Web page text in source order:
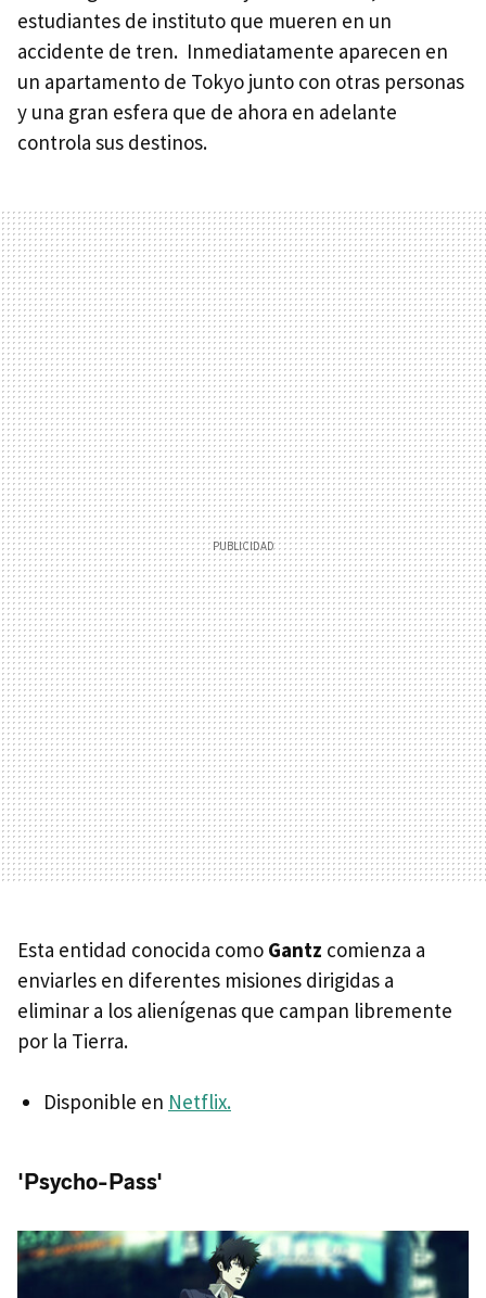
estudiantes de instituto que mueren en un
accidente de tren. Inmediatamente aparecen en
un apartamento de Tokyo junto con otras personas
y una gran esfera que de ahora en adelante
controla sus destinos.
Esta entidad conocida como Gantz comienza a
enviarles en diferentes misiones dirigidas a
eliminar a los alienígenas que campan libremente
por la Tierra.
Disponible en Netflix.
'Psycho-Pass'